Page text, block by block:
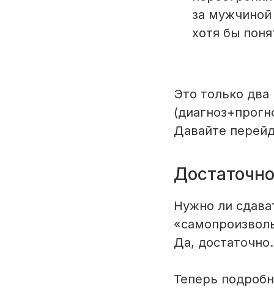
за
хотя бы
Это только два
Давайте
Нужно ли
Да,
Теперь